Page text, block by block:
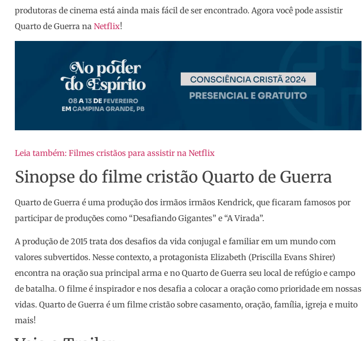
produtoras de cinema está ainda mais fácil de ser encontrado. Agora você pode assistir
Quarto de Guerra na Netflix!
Leia também: Filmes cristãos para assistir na Netflix
Sinopse do filme cristão Quarto de Guerra
Quarto de Guerra é uma produção dos irmãos irmãos Kendrick, que ficaram famosos por
participar de produções como “Desafiando Gigantes” e “A Virada”.
A produção de 2015 trata dos desafios da vida conjugal e familiar em um mundo com
valores subvertidos. Nesse contexto, a protagonista Elizabeth (Priscilla Evans Shirer)
encontra na oração sua principal arma e no Quarto de Guerra seu local de refúgio e campo
de batalha. O filme é inspirador e nos desafia a colocar a oração como prioridade em nossas
vidas. Quarto de Guerra é um filme cristão sobre casamento, oração, família, igreja e muito
mais!